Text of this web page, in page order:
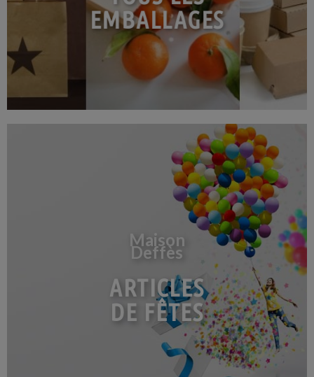
EMBALLAGES
Maison
Deffès
ARTICLES
DE FÊTES